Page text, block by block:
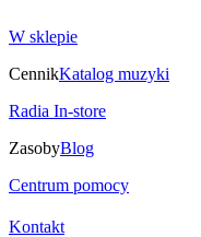
W sklepie
CennikKatalog muzyki
Radia In-store
ZasobyBlog
Centrum pomocy
Kontakt